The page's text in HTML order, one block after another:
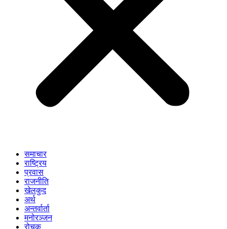
समाचार
राष्ट्रिय
प्रवास
राजनीति
खेलकुद
अर्थ
अन्तर्वार्ता
मनोरञ्जन
रोचक